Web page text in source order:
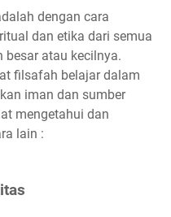
dengan cara
dan etika dari semua
atau kecilnya.
filsafah belajar dalam
iman dan sumber
mengetahui dan
lain :